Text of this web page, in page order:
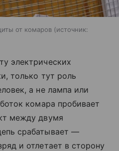
от комаров
источник:
электрических
только тут роль
а не лампа или
комара пробивает
между двумя
срабатывает —
и отлетает в сторону